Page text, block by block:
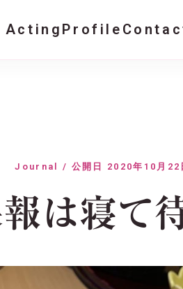
Acting Profile
Journal / 公開日 2020年10月22
は寝て